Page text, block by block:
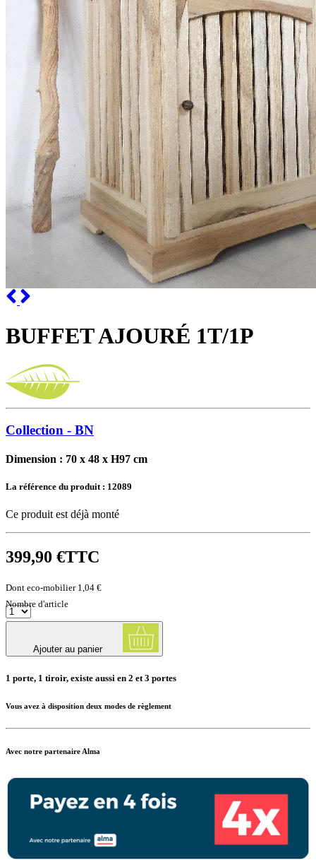
Previous
BUFFET AJOURÉ 1T/1P
Collection - BN
Dimension : 70 x 48 x H97 cm
La référence du produit : 12089
Ce produit est déjà monté
399,90 €TTC
Dont eco-mobilier 1,04 €
Nombre d'article
Ajouter au panier
1 porte, 1 tiroir, existe aussi en 2 et 3 portes
Vous avez à disposition deux modes de règlement
Avec notre partenaire Alma